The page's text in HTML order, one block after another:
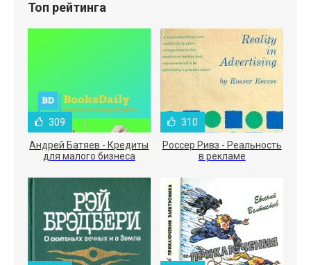
Топ рейтинга
309
Андрей Батяев - Кредиты
для малого бизнеса
310
Россер Ривз - Реальность
в рекламе